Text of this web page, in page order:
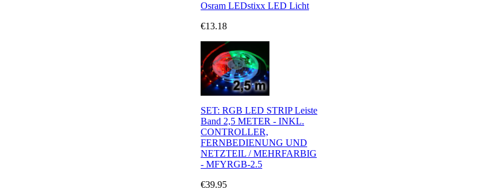
Osram LEDstixx LED Licht
€13.18
SET: RGB LED STRIP Leiste
Band 2,5 METER - INKL.
CONTROLLER,
FERNBEDIENUNG UND
NETZTEIL / MEHRFARBIG
- MFYRGB-2.5
€39.95